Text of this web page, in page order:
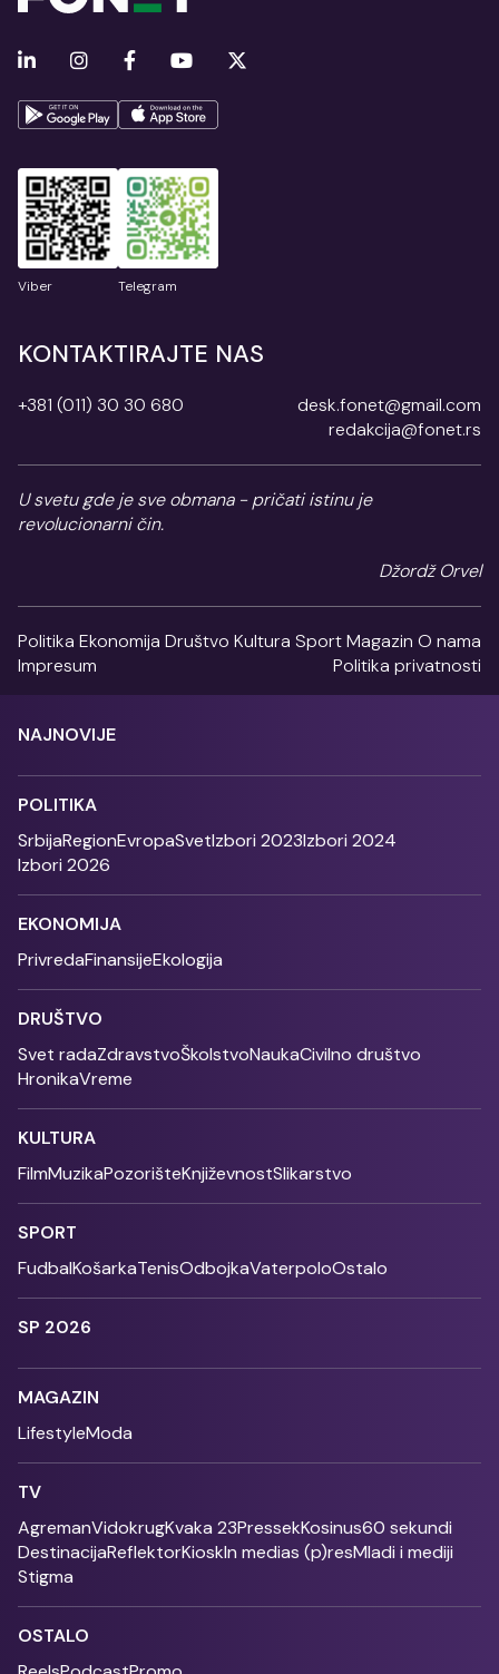
Viber Telegram
KONTAKTIRAJTE NAS
+381 (011) 30 30 680
desk.fonet@gmail.com
redakcija@fonet.rs
U svetu gde je sve obmana - pričati istinu je
revolucionarni čin.
Džordž Orvel
Politika Ekonomija Društvo Kultura SportMagazin O nama
Impresum
Politika privatnosti
NAJNOVIJE
POLITIKA
SrbijaRegionEvropaSvetIzbori 2023Izbori 2024
Izbori 2026
EKONOMIJA
PrivredaFinansijeEkologija
DRUŠTVO
Svet radaZdravstvoŠkolstvoNaukaCivilno društvo
HronikaVreme
KULTURA
FilmMuzikaPozorišteKnjiževnostSlikarstvo
SPORT
FudbalKošarkaTenisOdbojkaVaterpoloOstalo
SP 2026
MAGAZIN
LifestyleModa
TV
AgremanVidokrugKvaka 23PressekKosinus60 sekundi
DestinacijaReflektorKioskIn medias (p)resMladi i mediji
Stigma
OSTALO